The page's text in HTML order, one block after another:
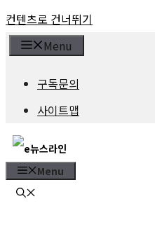
컨텐츠로 건너뛰기
Menu
구독문의
사이트맵
Menu